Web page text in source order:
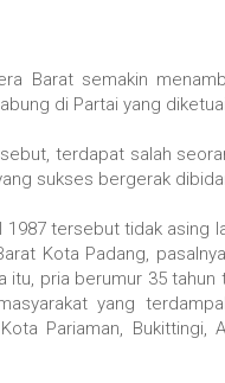
Barat semakin
di Partai yang
terdapat salah
sukses bergerak
1987 tersebut tidak asing
Kota Padang,
itu, pria berumur 35
yang
Pariaman,